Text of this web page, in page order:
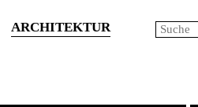
ARCHITEKTUR